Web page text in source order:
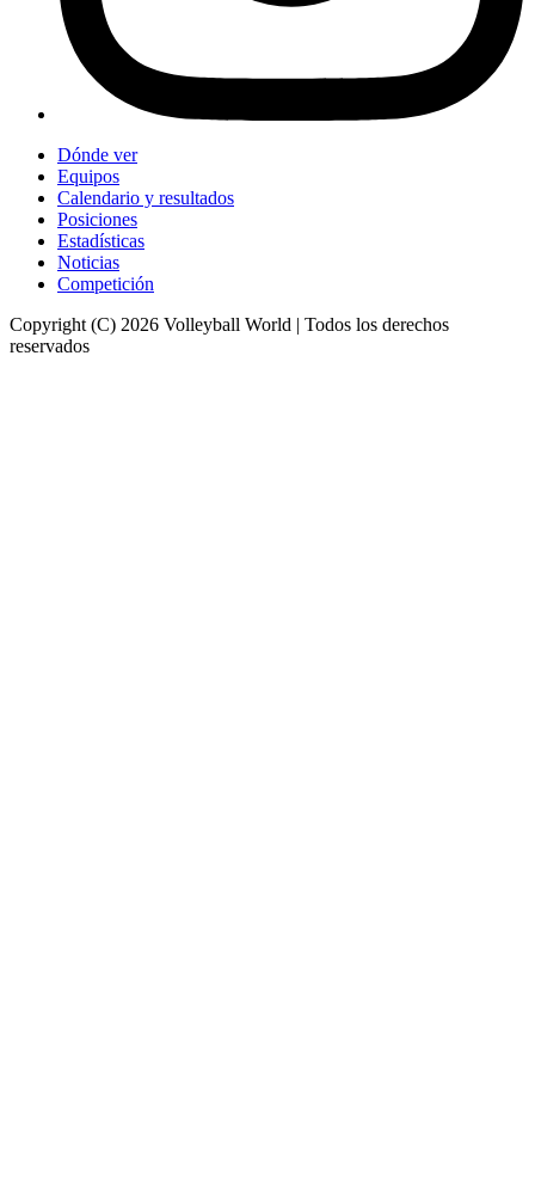
Dónde ver
Equipos
Calendario y resultados
Posiciones
Estadísticas
Noticias
Competición
Copyright (C) 2026 Volleyball World | Todos los derechos
reservados